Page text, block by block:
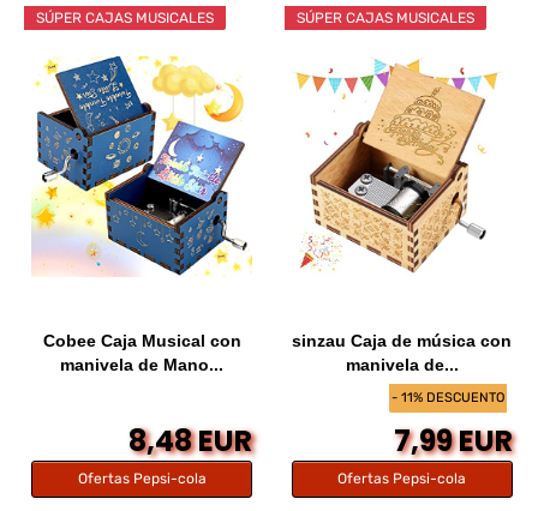
SÚPER CAJAS MUSICALES
Cobee Caja Musical con
manivela de Mano...
8,48 EUR
Ofertas Pepsi-cola
- 11% DESCUENTO
SÚPER CAJAS MUSICALES
sinzau Caja de música con
manivela de...
7,99 EUR
Ofertas Pepsi-cola